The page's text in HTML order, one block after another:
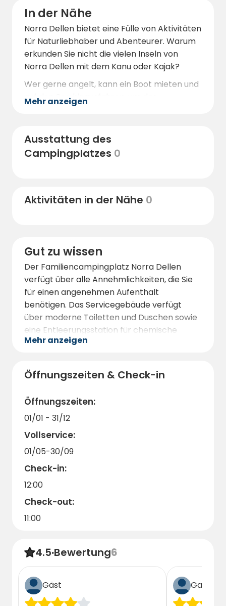
In der Nähe
Norra Dellen bietet eine Fülle von Aktivitäten
für Naturliebhaber und Abenteurer. Warum
erkunden Sie nicht die vielen Inseln von
Norra Dellen mit dem Kanu oder Kajak?
Wer gerne angelt, kann ein Boot mieten und
auf den See hinausfahren, um das
Abendessen zu fangen. Und nach einem Tag
Sauna mit Blick auf den See entspannen.
Mehr anzeigen
Ausstattung des
Campingplatzes 0
Aktivitäten in der Nähe 0
Gut zu wissen
Der Familiencampingplatz Norra Dellen
verfügt über alle Annehmlichkeiten, die Sie
für einen angenehmen Aufenthalt
benötigen. Das Servicegebäude verfügt
über moderne Toiletten und Duschen sowie
eine Entleerungsstation für chemische
Toiletten für Wohnmobile.
Mahlzeiten mit Familie und Freunden
tollen Blick auf den See bietet. Bei schönem
Wetter können Sie Ihre Mahlzeit auch
draußen an den vorhandenen Tischen
genießen.
Mehr anzeigen
Öffnungszeiten & Check-in
Öffnungszeiten:
01/01 - 31/12
Vollservice:
01/05-30/09
Check-in:
12:00
Check-out:
11:00
4.5·Bewertung6
Gäst Gast